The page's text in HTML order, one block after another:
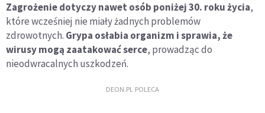
Zagrożenie dotyczy nawet osób poniżej 30. roku życia,
które wcześniej nie miały żadnych problemów
zdrowotnych. Grypa osłabia organizm i sprawia, że
wirusy mogą zaatakować serce, prowadząc do
nieodwracalnych uszkodzeń.
DEON.PL POLECA